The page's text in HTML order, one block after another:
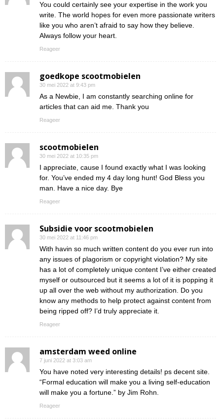
You could certainly see your expertise in the work you
write. The world hopes for even more passionate writers
like you who aren’t afraid to say how they believe.
Always follow your heart.
Reageer
goedkope scootmobielen
30 mei 2022 at 9:43 pm
As a Newbie, I am constantly searching online for
articles that can aid me. Thank you
Reageer
scootmobielen
30 mei 2022 at 10:35 pm
I appreciate, cause I found exactly what I was looking
for. You’ve ended my 4 day long hunt! God Bless you
man. Have a nice day. Bye
Reageer
Subsidie voor scootmobielen
30 mei 2022 at 11:46 pm
With havin so much written content do you ever run into
any issues of plagorism or copyright violation? My site
has a lot of completely unique content I’ve either created
myself or outsourced but it seems a lot of it is popping it
up all over the web without my authorization. Do you
know any methods to help protect against content from
being ripped off? I’d truly appreciate it.
Reageer
amsterdam weed online
7 juni 2022 at 3:03 am
You have noted very interesting details! ps decent site.
“Formal education will make you a living self-education
will make you a fortune.” by Jim Rohn.
Reageer